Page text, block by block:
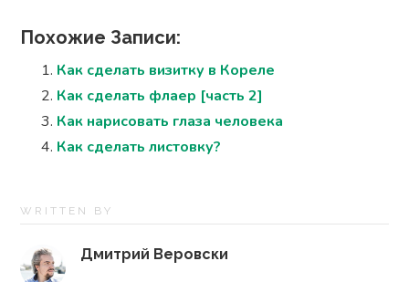
Похожие Записи:
Как сделать визитку в Кореле
Как сделать флаер [часть 2]
Как нарисовать глаза человека
Как сделать листовку?
WRITTEN BY
Дмитрий Веровски